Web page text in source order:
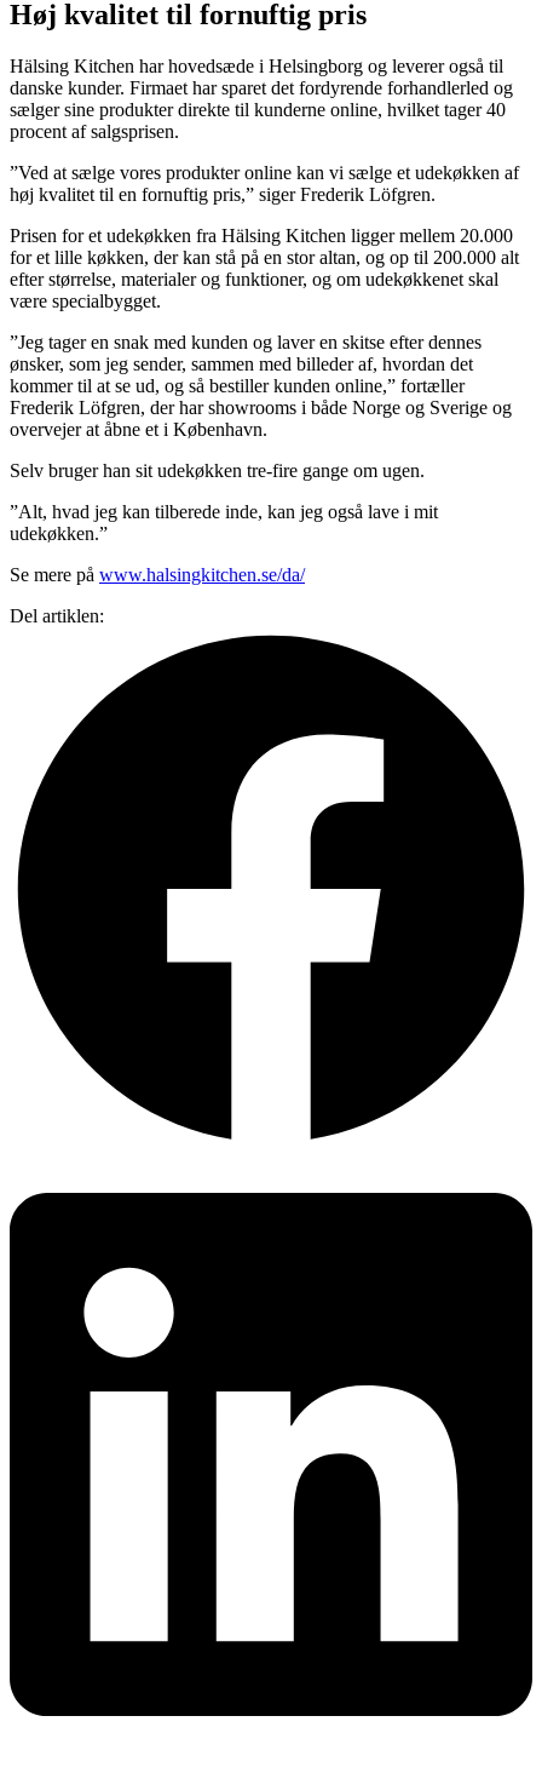
Høj kvalitet til fornuftig pris
Hälsing Kitchen har hovedsæde i Helsingborg og leverer også til
danske kunder. Firmaet har sparet det fordyrende forhandlerled og
sælger sine produkter direkte til kunderne online, hvilket tager 40
procent af salgsprisen.
”Ved at sælge vores produkter online kan vi sælge et udekøkken af
høj kvalitet til en fornuftig pris,” siger Frederik Löfgren.
Prisen for et udekøkken fra Hälsing Kitchen ligger mellem 20.000
for et lille køkken, der kan stå på en stor altan, og op til 200.000 alt
efter størrelse, materialer og funktioner, og om udekøkkenet skal
være specialbygget.
”Jeg tager en snak med kunden og laver en skitse efter dennes
ønsker, som jeg sender, sammen med billeder af, hvordan det
kommer til at se ud, og så bestiller kunden online,” fortæller
Frederik Löfgren, der har showrooms i både Norge og Sverige og
overvejer at åbne et i København.
Selv bruger han sit udekøkken tre-fire gange om ugen.
”Alt, hvad jeg kan tilberede inde, kan jeg også lave i mit
udekøkken.”
Se mere på www.halsingkitchen.se/da/
Del artiklen: